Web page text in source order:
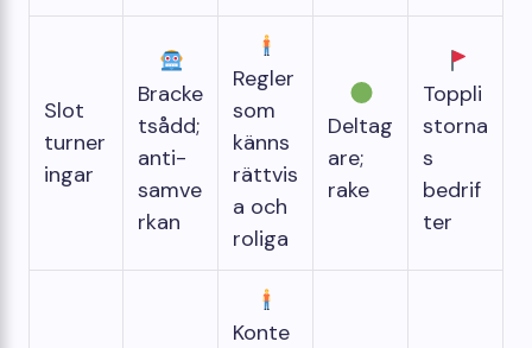
Slot
turner
ingar
Bracke
tsådd;
anti-
samve
rkan
Regler
som
känns
rättvis
a och
roliga
Deltag
are;
rake
Toppli
storna
s
bedrif
ter
Konte